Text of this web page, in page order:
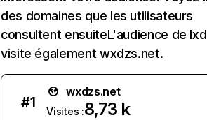
des domaines que les utilisateurs
consultent ensuiteL'audience de
visite également wxdzs.net.
#1
wxdzs.net
Visites :8,73 k